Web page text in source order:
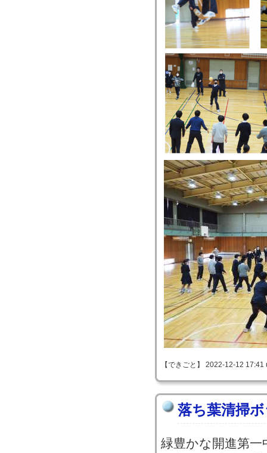
【できごと】 2022-12-12
落ち葉清掃
緑豊かな開進第一